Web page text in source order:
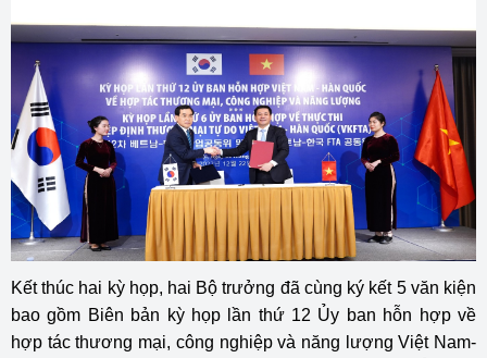
Kết thúc hai kỳ họp, hai Bộ trưởng đã cùng ký kết 5 văn kiện
bao gồm Biên bản kỳ họp lần thứ 12 Ủy ban hỗn hợp về
hợp tác thương mại, công nghiệp và năng lượng Việt Nam-